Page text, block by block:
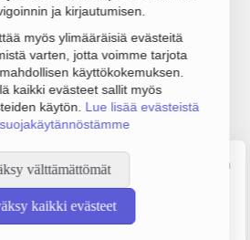
ja kirjautumisen.
myös ylimääräisiä evästeitä
varten, jotta voimme tarjota
käyttökokemuksen.
kaikki evästeet sallit myös
käytön. Lue lisää evästeistä
välttämättömät
kaikki evästeet
9. Sen päätoimiala on
perustamisvuosi 1978 ja
Osakeyhtiö (OY).
Päättäjätiedot
Lähde: YTJ, PRH, Traficom
Henkilöstömäärä
5–9